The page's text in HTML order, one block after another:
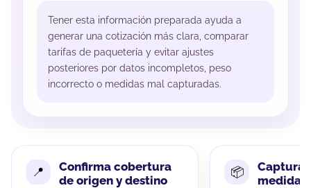
Tener esta información preparada ayuda a
generar una cotización más clara, comparar
tarifas de paquetería y evitar ajustes
posteriores por datos incompletos, peso
incorrecto o medidas mal capturadas.
Confirma cobertura
de origen y destino
Captura
medidas